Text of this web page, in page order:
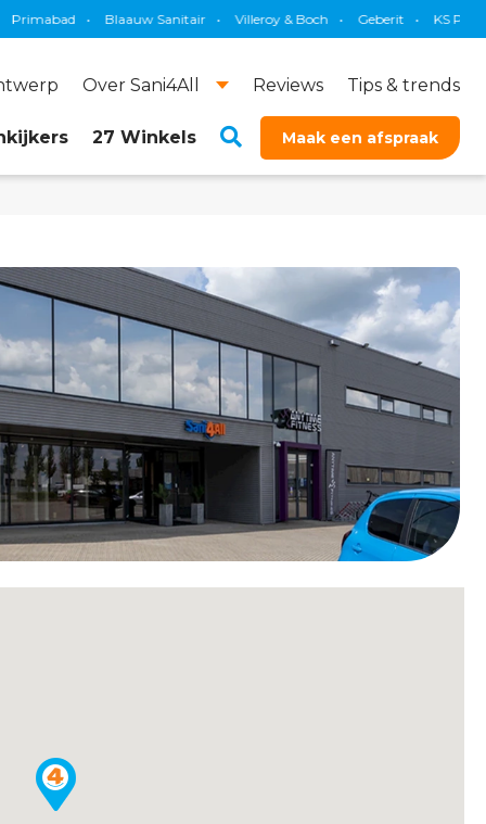
Blaauw Sanitair • Villeroy & Boch • Geberit • KS Plafonds •
Over Sani4All Reviews Tips & trends
27 Winkels Maak een afspraak